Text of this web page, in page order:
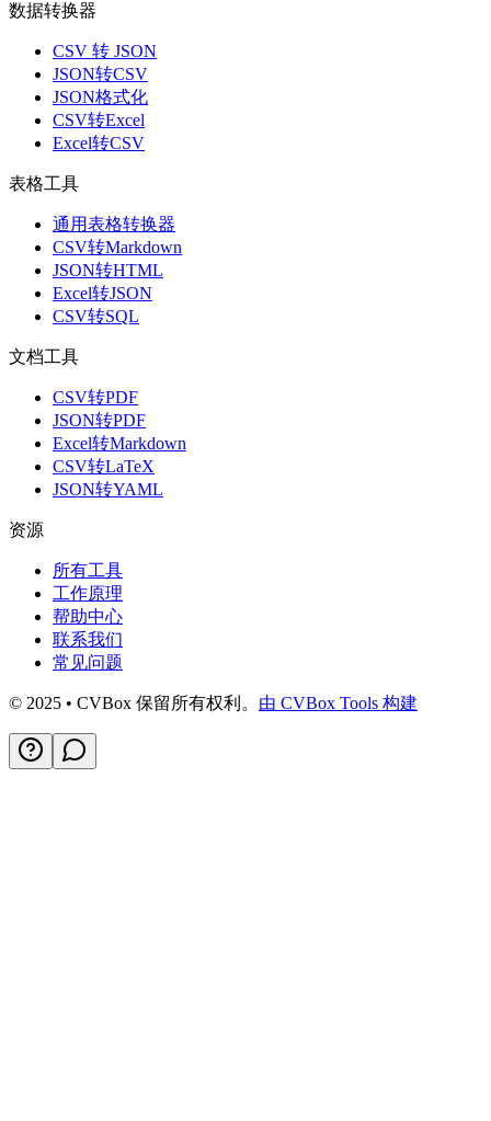
数据转换器
CSV 转 JSON
JSON转CSV
JSON格式化
CSV转Excel
Excel转CSV
表格工具
通用表格转换器
CSV转Markdown
JSON转HTML
Excel转JSON
CSV转SQL
文档工具
CSV转PDF
JSON转PDF
Excel转Markdown
CSV转LaTeX
JSON转YAML
资源
所有工具
工作原理
帮助中心
联系我们
常见问题
© 2025 • CVBox 保留所有权利。 由 CVBox Tools 构建